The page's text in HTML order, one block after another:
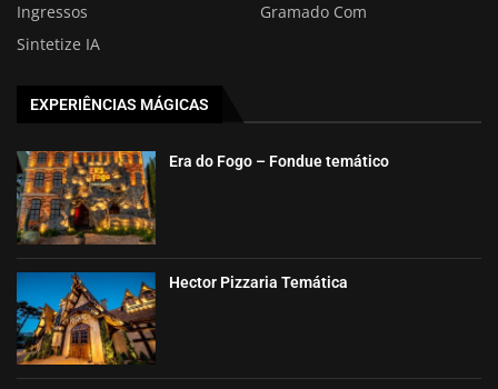
Ingressos
Gramado Com
Sintetize IA
EXPERIÊNCIAS MÁGICAS
Era do Fogo – Fondue temático
Hector Pizzaria Temática